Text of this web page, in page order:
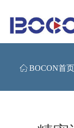
ꀇ BOCON首页